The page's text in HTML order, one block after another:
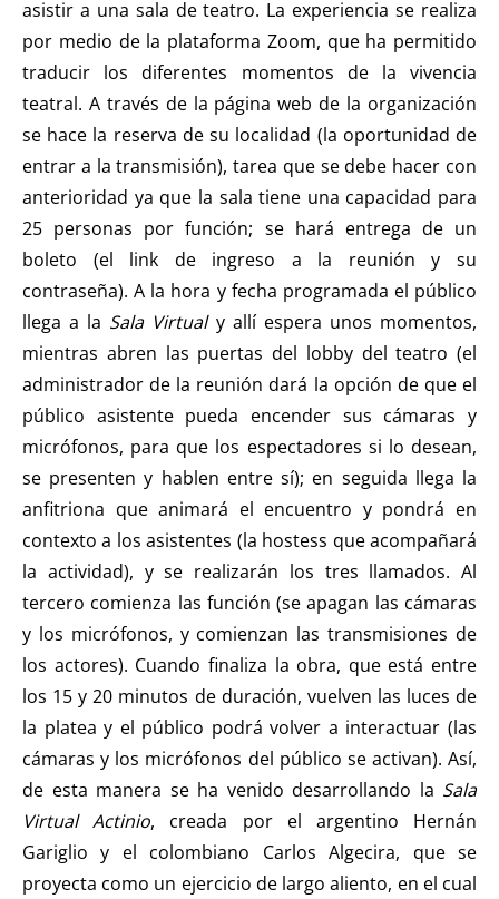
asistir a una sala de teatro. La experiencia se realiza
por medio de la plataforma Zoom, que ha permitido
traducir los diferentes momentos de la vivencia
teatral. A través de la página web de la organización
se hace la reserva de su localidad (la oportunidad de
entrar a la transmisión), tarea que se debe hacer con
anterioridad ya que la sala tiene una capacidad para
25 personas por función; se hará entrega de un
boleto (el link de ingreso a la reunión y su
contraseña). A la hora y fecha programada el público
llega a la Sala Virtualy allí espera unos momentos,
mientras abren las puertas del lobby del teatro (el
administrador de la reunión dará la opción de que el
público asistente pueda encender sus cámaras y
micrófonos, para que los espectadores si lo desean,
se presenten y hablen entre sí); en seguida llega la
anfitriona que animará el encuentro y pondrá en
contexto a los asistentes (la hostess que acompañará
la actividad), y se realizarán los tres llamados. Al
tercero comienza las función (se apagan las cámaras
y los micrófonos, y comienzan las transmisiones de
los actores). Cuando finaliza la obra, que está entre
los 15 y 20 minutos de duración, vuelven las luces de
la platea y el público podrá volver a interactuar (las
cámaras y los micrófonos del público se activan). Así,
de esta manera se ha venido desarrollando la Sala
Virtual Actinio, creada por el argentino Hernán
Gariglio y el colombiano Carlos Algecira, que se
proyecta como un ejercicio de largo aliento, en el cual